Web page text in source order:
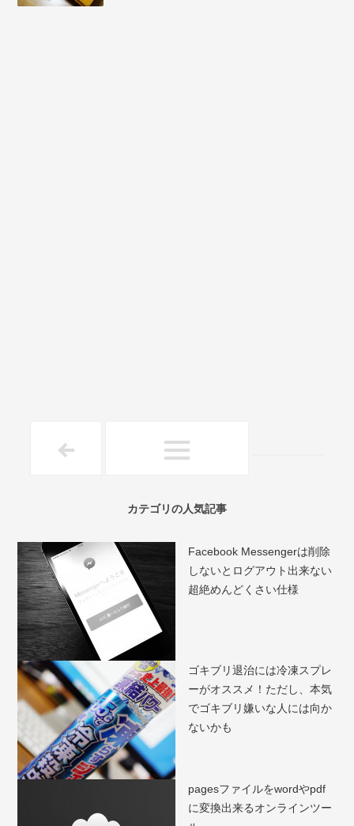
カテゴリの人気記事
Facebook Messengerは削除
しないとログアウト出来ない
超絶めんどくさい仕様
ゴキブリ退治には冷凍スプレ
ーがオススメ！ただし、本気
でゴキブリ嫌いな人には向か
ないかも
pagesファイルをwordやpdf
に変換出来るオンラインツー